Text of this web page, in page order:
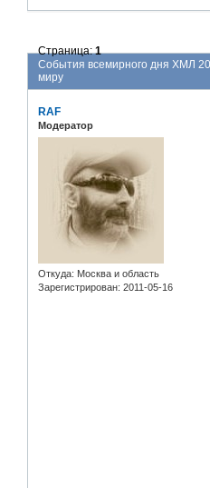
События всемирного дня ХМЛ
миру
Страница:1
RAF
Модератор
Откуда: Москва и область
Зарегистрирован: 2011-05-16